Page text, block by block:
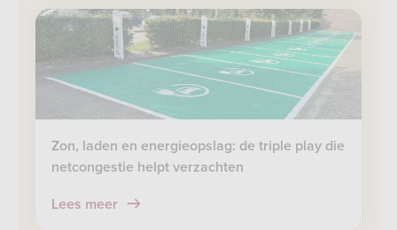
Zon, laden en energieopslag: de triple play die
netcongestie helpt verzachten
Lees meer